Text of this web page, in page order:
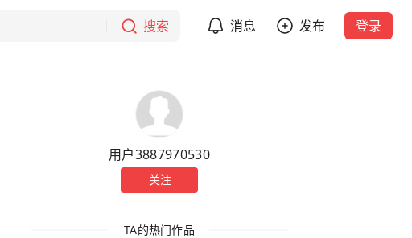
搜索 消息 发布 登录
用户3887970530
关注
TA的热门作品